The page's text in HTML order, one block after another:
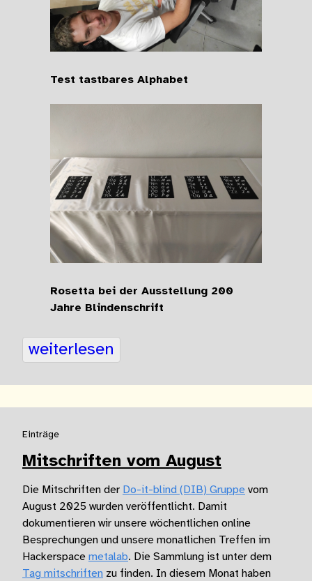
Test tastbares Alphabet
Rosetta bei der Ausstellung 200
Jahre Blindenschrift
weiterlesen
Einträge
Mitschriften vom August
Die Mitschriften der Do-it-blind (DIB) Gruppe vom
August 2025 wurden veröffentlicht. Damit
dokumentieren wir unsere wöchentlichen online
Besprechungen und unsere monatlichen Treffen im
Hackerspace metalab. Die Sammlung ist unter dem
Tag mitschriften zu finden. In diesem Monat haben